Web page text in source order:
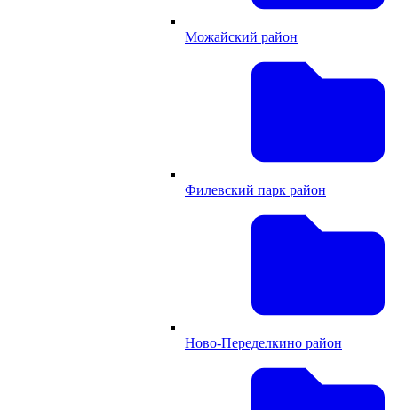
Можайский район
Филевский парк район
Ново-Переделкино район